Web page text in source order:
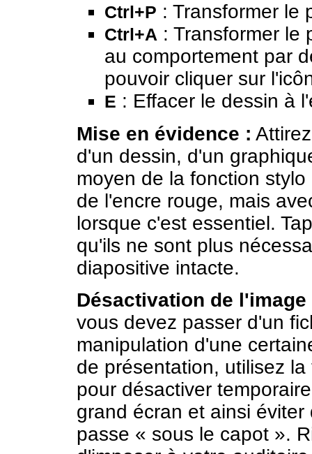
Ctrl+P : Transformer le
Ctrl+A : Transformer le
au comportement par
pouvoir cliquer sur
E : Effacer le dessin à
Mise en évidence :
d'un dessin, d'un
moyen de la fonction stylo
de l'encre rouge, mais
lorsque c'est essentiel.
qu'ils ne sont plus
diapositive intacte.
Désactivation de
vous devez passer d'un
manipulation d'une
de présentation, utilisez
pour désactiver
grand écran et ainsi
passe « sous le capot ».